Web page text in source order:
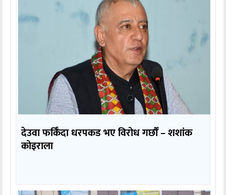
देउवा फर्किँदा धरपकड भए विरोध गर्छौँं – शशांक
कोइराला